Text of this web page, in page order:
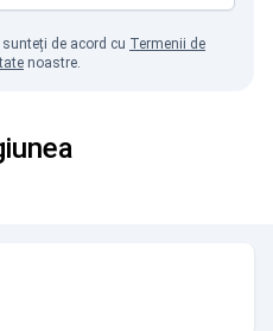
de acord cu Termenii de
noastre.